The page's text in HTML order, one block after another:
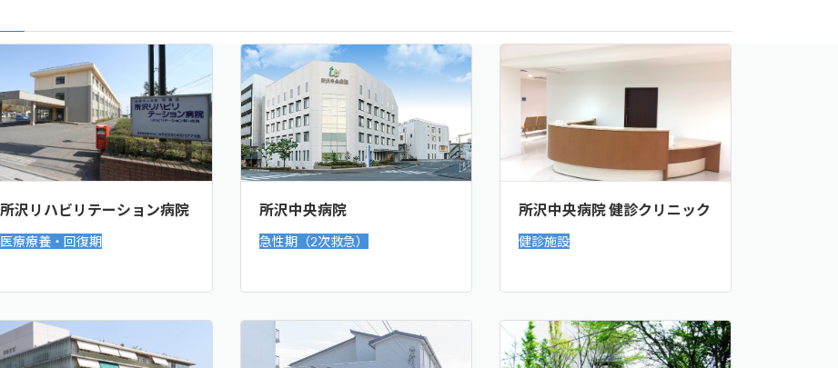
所沢リハビリテーション病院
医療療養・回復期
所沢中央病院
急性期（2次救急）
所沢中央病院 健診クリニック
健診施設